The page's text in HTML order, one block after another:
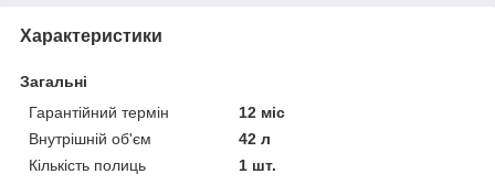
Характеристики
Загальні
Гарантійний термін
12 міс
Внутрішній об'єм
42 л
Кількість полиць
1 шт.